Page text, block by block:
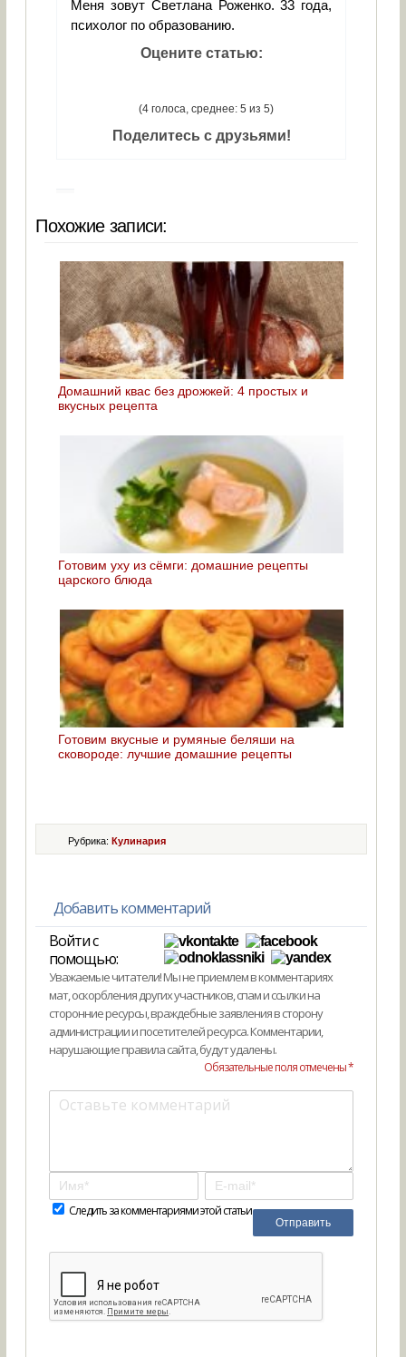
Меня зовут Светлана Роженко. 33 года,
психолог по образованию.
Оцените статью:
(4 голоса, среднее: 5 из 5)
Поделитесь с друзьями!
Похожие записи:
Домашний квас без дрожжей: 4 простых и
вкусных рецепта
Готовим уху из сёмги: домашние рецепты
царского блюда
Готовим вкусные и румяные беляши на
сковороде: лучшие домашние рецепты
Рубрика:Кулинария
Добавить комментарий
Войти с
помощью:
Уважаемые читатели! Мы не приемлем в комментариях
мат, оскорбления других участников, спам и ссылки на
сторонние ресурсы, враждебные заявления в сторону
администрации и посетителей ресурса. Комментарии,
нарушающие правила сайта, будут удалены.
Обязательные поля отмечены *
Следить за комментариями этой статьи